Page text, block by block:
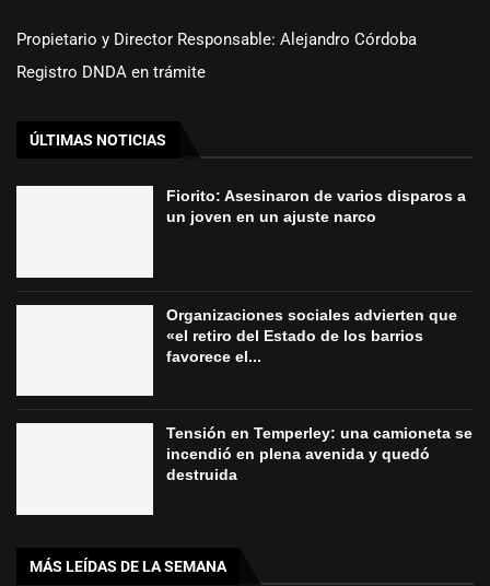
Propietario y Director Responsable: Alejandro Córdoba
Registro DNDA en trámite
ÚLTIMAS NOTICIAS
Fiorito: Asesinaron de varios disparos a
un joven en un ajuste narco
Organizaciones sociales advierten que
«el retiro del Estado de los barrios
favorece el...
Tensión en Temperley: una camioneta se
incendió en plena avenida y quedó
destruida
MÁS LEÍDAS DE LA SEMANA